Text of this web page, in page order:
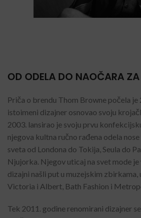
OD ODELA DO NAOČARA ZA
Priča o brendu Thom Browne počela je
istoimeni dizajner osnovao svoju
2003. lansirao je svoju prvu
njegova kultna ručno rađena odela
sveta od Londona do Tokija, Seula do
Njujorka. Njegov uticaj na svet mode
dizajni našli put u muzejskim zbirkama,
Victoria i Albert, Bath Fashion i
Tek 2011. godine renomirani dizajner